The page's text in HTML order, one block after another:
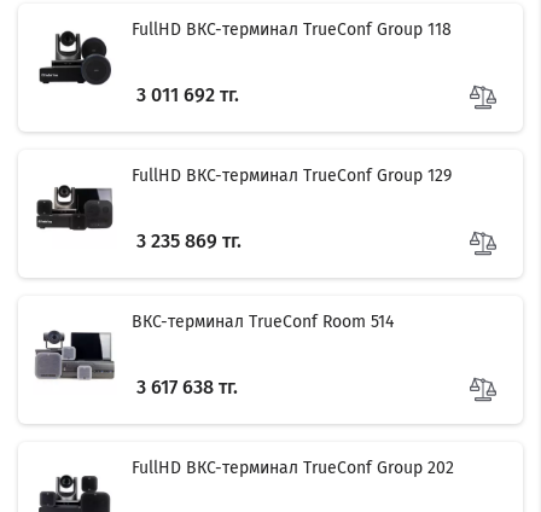
FullHD ВКС-терминал TrueConf Group 118
3 011 692 тг.
FullHD ВКС-терминал TrueConf Group 129
3 235 869 тг.
ВКС-терминал TrueConf Room 514
3 617 638 тг.
FullHD ВКС-терминал TrueConf Group 202